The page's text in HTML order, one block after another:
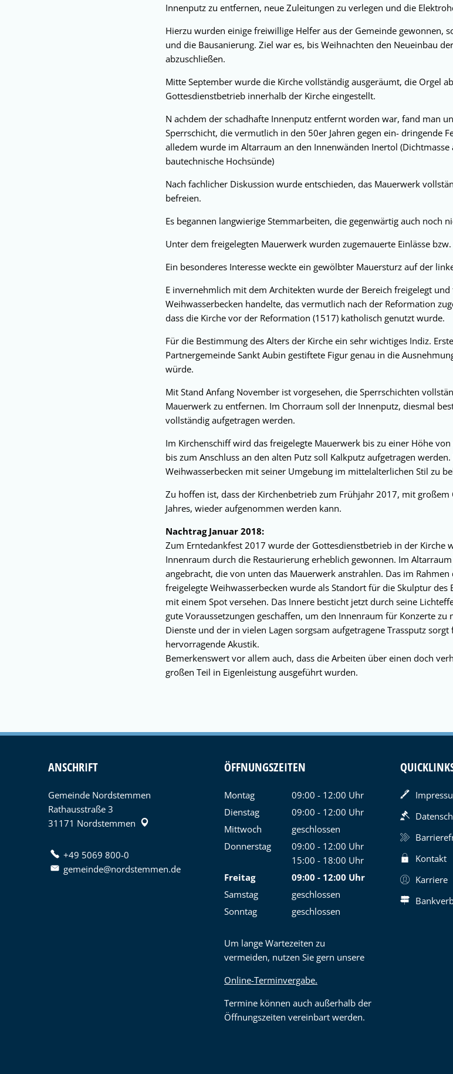
Innenputz zu entfernen, neue Zuleitungen zu verlegen und die
Hierzu wurden einige freiwillige Helfer aus der Gemeinde gewonnen,
und die Bausanierung. Ziel war es, bis Weihnachten den Neueinbau
abzuschließen.
Mitte September wurde die Kirche vollständig ausgeräumt, die Orgel
Gottesdienstbetrieb innerhalb der Kirche eingestellt.
N achdem der schadhafte Innenputz entfernt worden war, fand man
Sperrschicht, die vermutlich in den 50er Jahren gegen ein- dringende
alledem wurde im Altarraum an den Innenwänden Inertol (Dichtmasse
bautechnische Hochsünde)
Nach fachlicher Diskussion wurde entschieden, das Mauerwerk
befreien.
Es begannen langwierige Stemmarbeiten, die gegenwärtig auch noch
Unter dem freigelegten Mauerwerk wurden zugemauerte Einlässe
Ein besonderes Interesse weckte ein gewölbter Mauersturz auf der
E invernehmlich mit dem Architekten wurde der Bereich freigelegt
Weihwasserbecken handelte, das vermutlich nach der Reformation
dass die Kirche vor der Reformation (1517) katholisch genutzt wurde.
Für die Bestimmung des Alters der Kirche ein sehr wichtiges Indiz.
Partnergemeinde Sankt Aubin gestiftete Figur genau in die
würde.
Mit Stand Anfang November ist vorgesehen, die Sperrschichten
Mauerwerk zu entfernen. Im Chorraum soll der Innenputz, diesmal
vollständig aufgetragen werden.
Im Kirchenschiff wird das freigelegte Mauerwerk bis zu einer Höhe
bis zum Anschluss an den alten Putz soll Kalkputz aufgetragen
Weihwasserbecken mit seiner Umgebung im mittelalterlichen Stil zu
Zu hoffen ist, dass der Kirchenbetrieb zum Frühjahr 2017, mit großem
Jahres, wieder aufgenommen werden kann.
Nachtrag Januar 2018:
Zum Erntedankfest 2017 wurde der Gottesdienstbetrieb in der Kirche
Innenraum durch die Restaurierung erheblich gewonnen. Im
angebracht, die von unten das Mauerwerk anstrahlen. Das im
freigelegte Weihwasserbecken wurde als Standort für die Skulptur
mit einem Spot versehen. Das Innere besticht jetzt durch seine
gute Voraussetzungen geschaffen, um den Innenraum für Konzerte zu
Dienste und der in vielen Lagen sorgsam aufgetragene Trassputz
hervorragende Akustik.
Bemerkenswert vor allem auch, dass die Arbeiten über einen doch
großen Teil in Eigenleistung ausgeführt wurden.
ANSCHRIFT
Gemeinde Nordstemmen
Rathausstraße 3
31171 Nordstemmen
+49 5069 800-0
gemeinde@nordstemmen.de
ÖFFNUNGSZEITEN
Montag 09:00 - 12:00 Uhr
Von 09:00 bis 12:00 Uhr
Dienstag 09:00 - 12:00 Uhr
Von 09:00 bis 12:00 Uhr
Mittwoch
geschlossen
Donnerstag
09:00 - 12:00 Uhr
Von 09:00 bis 12:00 Uhr
15:00 - 18:00 Uhr
Von 15:00 bis 18:00 Uhr
Freitag 09:00 - 12:00 Uhr
Von 09:00 bis 12:00 Uhr
Samstag
geschlossen
Sonntag
geschlossen
Um lange Wartezeiten zu
vermeiden, nutzen Sie gern unsere
Online-Terminvergabe.
Termine können auch außerhalb der
Öffnungszeiten vereinbart werden.
Kontakt
Karriere